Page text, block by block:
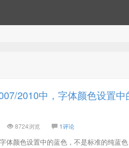
2010中，字体颜色设置
8724浏览 1评论
体颜色设置中的蓝色，不是标准的纯蓝